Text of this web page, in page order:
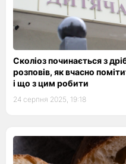
Сколіоз починається з
розповів, як вчасно
і що з цим робити
24 серпня 2025, 19:18